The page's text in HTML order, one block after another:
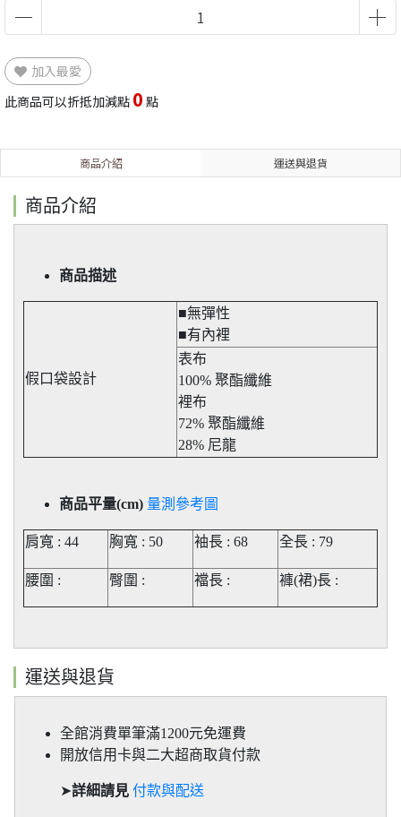
加入最愛
此商品可以折抵加減點 0 點
商品介紹 運送與退貨
商品介紹
商品描述
假口袋設計
■無彈性​
■有內裡
表布
100% 聚酯纖維
裡布
72% 聚酯纖維
28% 尼龍
商品平量(cm) 量測參考圖
肩寬 : 44 胸寬 : 50 袖長 : 68 全長 : 79
腰圍 : 臀圍 : 襠長 : 褲(裙)長 :
運送與退貨
全館消費單筆滿1200元免運費
開放信用卡與二大超商取貨付款
➤詳細請見 付款與配送